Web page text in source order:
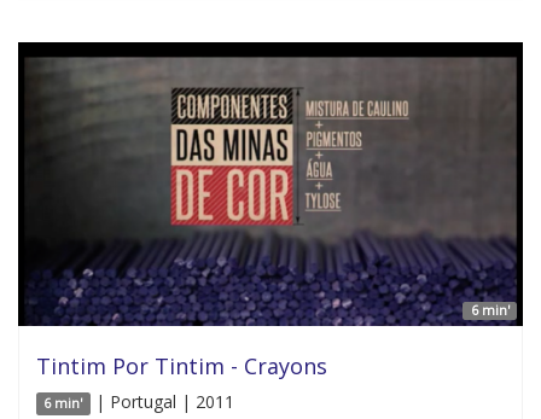
6 min'
Tintim Por Tintim - Crayons
6 min' | Portugal | 2011